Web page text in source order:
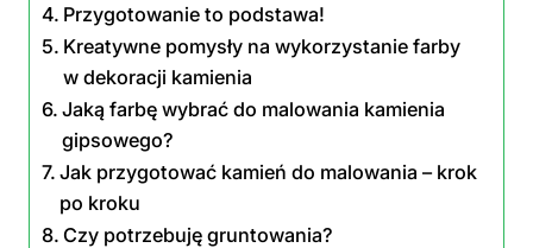
Przygotowanie to podstawa!
Kreatywne pomysły na wykorzystanie farby
w dekoracji kamienia
Jaką farbę wybrać do malowania kamienia
gipsowego?
Jak przygotować kamień do malowania – krok
po kroku
Czy potrzebuję gruntowania?